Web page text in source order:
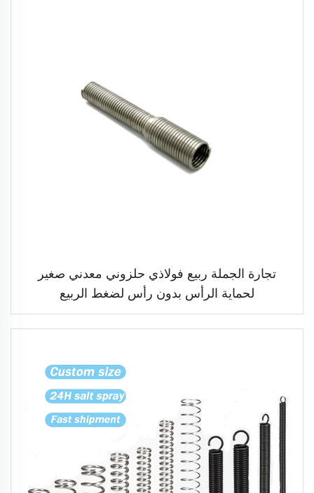
تجارة الجملة ربيع فولاذي حلزوني معدني صغير
لحماية الرأس بدون رأس لضغط الربيع